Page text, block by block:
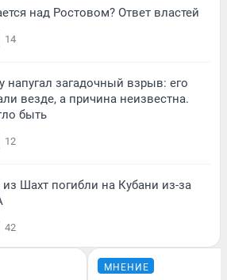
над Ростовом? Ответ властей
14
напугал загадочный взрыв: его
везде, а причина неизвестна.
быть
12
Шахт погибли на Кубани из-за
42
МНЕНИЕ